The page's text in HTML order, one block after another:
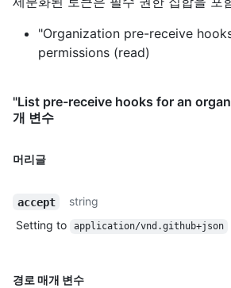
"Organization pre-receive
permissions (read)
"List pre-receive hooks for an
개 변수
머리글
accept
string
Setting to
application/vnd.github+json
경로 매개 변수